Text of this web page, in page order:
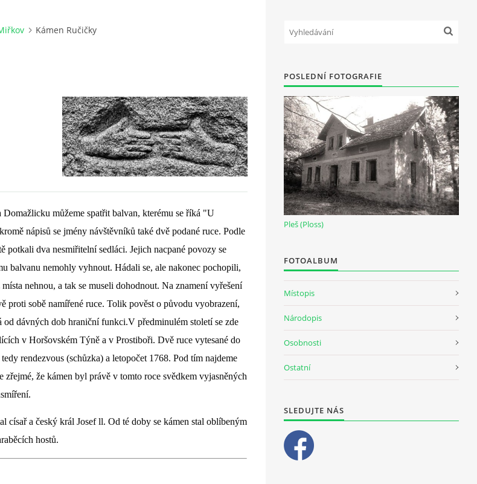
Kámen Ručičky
můžeme spatřit balvan, kterému se říká "U
nápisů se jmény návštěvníků také dvě podané ruce. Podle
potkali dva nesmiřitelní sedláci. Jejich nacpané povozy se
balvanu nemohly vyhnout. Hádali se, ale nakonec pochopili,
nehnou, a tak se museli dohodnout. Na znamení vyřešení
proti sobě namířené ruce. Tolik pověst o původu vyobrazení,
od dávných dob hraniční funkci.V předminulém století se zde
v Horšovském Týně a v Prostiboři. Dvě ruce vytesané do
rendezvous (schůzka) a letopočet 1768. Pod tím najdeme
zřejmé, že kámen byl právě v tomto roce svědkem vyjasněných
císař a český král Josef ll. Od té doby se kámen stal oblíbeným
hostů.
POSLEDNÍ FOTOGRAFIE
Pleš (Ploss)
FOTOALBUM
Místopis
Národopis
Osobnosti
Ostatní
SLEDUJTE NÁS